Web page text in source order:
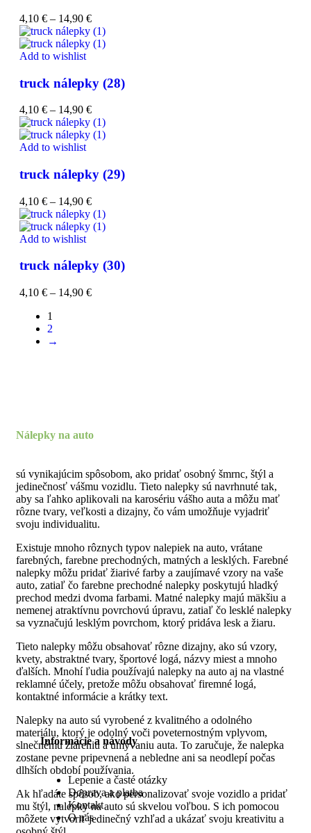
4,10 € – 14,90 €
Add to wishlist
truck nálepky (28)
4,10 € – 14,90 €
Add to wishlist
truck nálepky (29)
4,10 € – 14,90 €
Add to wishlist
truck nálepky (30)
4,10 € – 14,90 €
1
2
→
Nálepky na auto
sú vynikajúcim spôsobom, ako pridať osobný šmrnc, štýl a
jedinečnosť vášmu vozidlu. Tieto nalepky sú navrhnuté tak,
aby sa ľahko aplikovali na karosériu vášho auta a môžu mať
rôzne tvary, veľkosti a dizajny, čo vám umožňuje vyjadriť
svoju individualitu.
Existuje mnoho rôznych typov nalepiek na auto, vrátane
farebných, farebne prechodných, matných a lesklých. Farebné
nalepky môžu pridať žiarivé farby a zaujímavé vzory na vaše
auto, zatiaľ čo farebne prechodné nalepky poskytujú hladký
prechod medzi dvoma farbami. Matné nalepky majú mäkšiu a
nemenej atraktívnu povrchovú úpravu, zatiaľ čo lesklé nalepky
sa vyznačujú lesklým povrchom, ktorý pridáva lesk a žiaru.
Tieto nalepky môžu obsahovať rôzne dizajny, ako sú vzory,
kvety, abstraktné tvary, športové logá, názvy miest a mnoho
ďalších. Mnohí ľudia používajú nalepky na auto aj na vlastné
reklamné účely, pretože môžu obsahovať firemné logá,
kontaktné informácie a krátky text.
Nalepky na auto sú vyrobené z kvalitného a odolného
materiálu, ktorý je odolný voči poveternostným vplyvom,
slnečnému žiareniu a umývaniu auta. To zaručuje, že nalepka
zostane pevne pripevnená a nebledne ani sa neodlepí počas
dlhších období používania.
Ak hľadáte spôsob, ako personalizovať svoje vozidlo a pridať
mu štýl, nalepky na auto sú skvelou voľbou. S ich pomocou
môžete vytvoriť jedinečný vzhľad a ukázať svoju kreativitu a
Informácie a návody
Lepenie a časté otázky
Doprava a platba
Kontakt
O nás